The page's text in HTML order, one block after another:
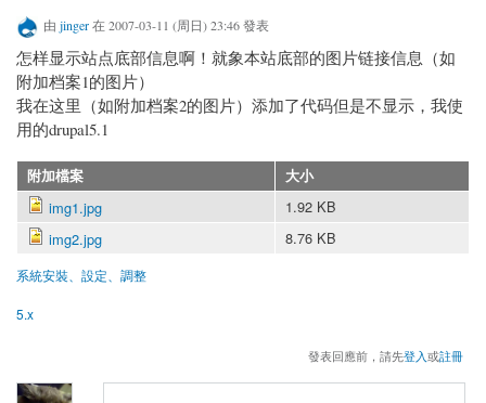
由 jinger在 2007-03-11 (周日) 23:46 發表
怎样显示站点底部信息啊！就象本站底部的图片链接信息（如
附加档案1的图片）
我在这里（如附加档案2的图片）添加了代码但是不显示，我使
用的drupal5.1
附加檔案 大小
img1.jpg
1.92 KB
img2.jpg
8.76 KB
系統安裝、設定、調整
5.x
發表回應前，請先登入或註冊